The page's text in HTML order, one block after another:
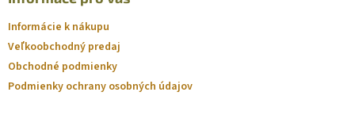
Informácie k nákupu
Veľkoobchodný predaj
Obchodné podmienky
Podmienky ochrany osobných údajov